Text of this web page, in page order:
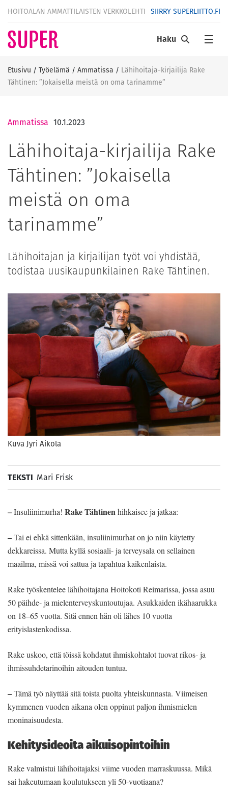
HOITOALAN AMMATTILAISTEN VERKKOLEHTI SIIRRY SUPERLIITTO.FI
Haku
Etusivu / Työelämä / Ammatissa / Lähihoitaja-kirjailija Rake
Tähtinen: ”Jokaisella meistä on oma tarinamme”
Ammatissa 10.1.2023
Lähihoitaja-kirjailija Rake
Tähtinen: ”Jokaisella
meistä on oma
tarinamme”
Lähihoitajan ja kirjailijan työt voi yhdistää,
todistaa uusikaupunkilainen Rake Tähtinen.
Kuva Jyri Aikola
TEKSTI Mari Frisk
–Insuliinimurha! Rake Tähtinenhihkaisee ja jatkaa:
–Tai ei ehkä sittenkään, insuliinimurhat on jo niin käytetty
dekkareissa. Mutta kyllä sosiaali- ja terveysala on sellainen
maailma, missä voi sattua ja tapahtua kaikenlaista.
Rake työskentelee lähihoitajana Hoitokoti Reimarissa, jossa asuu
50 päihde- ja mielenterveyskuntoutujaa. Asukkaiden ikähaarukka
on 18–65 vuotta. Sitä ennen hän oli lähes 10 vuotta
erityislastenkodissa.
Rake uskoo, että töissä kohdatut ihmiskohtalot tuovat rikos- ja
ihmissuhdetarinoihin aitouden tuntua.
–Tämä työ näyttää sitä toista puolta yhteiskunnasta. Viimeisen
kymmenen vuoden aikana olen oppinut paljon ihmismielen
moninaisuudesta.
Kehitysideoita aikuisopintoihin
Rake valmistui lähihoitajaksi viime vuoden marraskuussa. Mikä
sai hakeutumaan koulutukseen yli 50-vuotiaana?